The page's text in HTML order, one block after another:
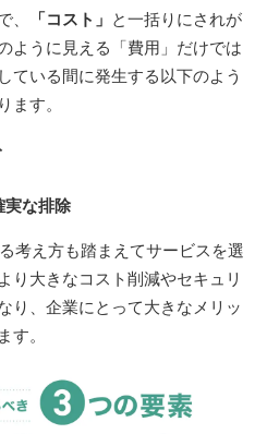
、 「コスト」 と一括りにされが
ように見える「費用」だけでは
ている間に発生する以下のよう
ます。
実な排除
考え方も踏まえてサービスを選
り大きなコスト削減やセキュリ
り、企業にとって大きなメリッ
す。